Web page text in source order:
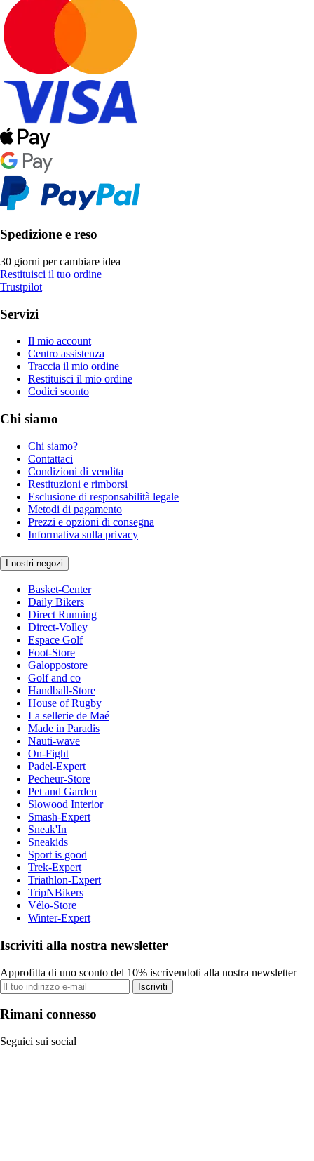
Spedizione e reso
30 giorni per cambiare idea
Restituisci il tuo ordine
Trustpilot
Servizi
Il mio account
Centro assistenza
Traccia il mio ordine
Restituisci il mio ordine
Codici sconto
Chi siamo
Chi siamo?
Contattaci
Condizioni di vendita
Restituzioni e rimborsi
Esclusione di responsabilità legale
Metodi di pagamento
Prezzi e opzioni di consegna
Informativa sulla privacy
I nostri negozi
Basket-Center
Daily Bikers
Direct Running
Direct-Volley
Espace Golf
Foot-Store
Galoppostore
Golf and co
Handball-Store
House of Rugby
La sellerie de Maé
Made in Paradis
Nauti-wave
On-Fight
Padel-Expert
Pecheur-Store
Pet and Garden
Slowood Interior
Smash-Expert
Sneak'In
Sneakids
Sport is good
Trek-Expert
Triathlon-Expert
TripNBikers
Vélo-Store
Winter-Expert
Iscriviti alla nostra newsletter
Approfitta di uno sconto del 10% iscrivendoti alla nostra newsletter
Iscriviti
Rimani connesso
Seguici sui social